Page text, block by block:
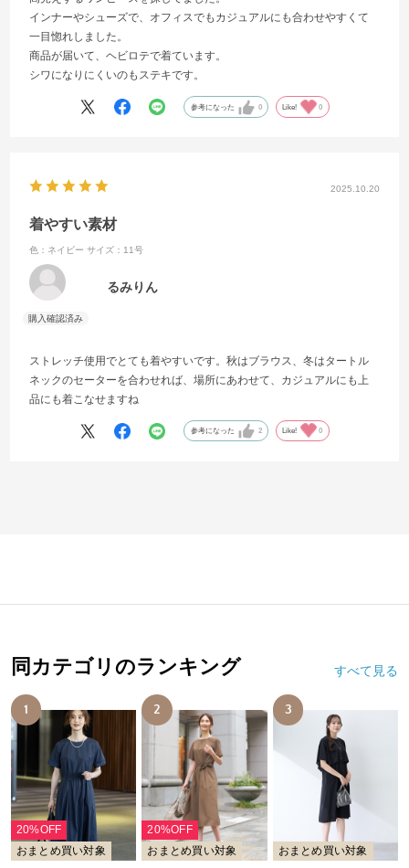
インナーやシューズで、オフィスでもカジュアルにも合わせやすくて
一目惚れしました。
商品が届いて、ヘビロテで着ています。
シワになりにくいのもステキです。
参考になった 0 Like! 0
2025.10.20
着やすい素材
色：ネイビー サイズ：11号
るみりん
ストレッチ使用でとても着やすいです。秋はブラウス、冬はタートル
ネックのセーターを合わせれば、場所にあわせて、カジュアルにも上
品にも着こなせますね
参考になった 2 Like! 0
同カテゴリのランキング すべて見る
1
20%OFF
おまとめ買い対象
2
20%OFF
おまとめ買い対象
3
おまとめ買い対象